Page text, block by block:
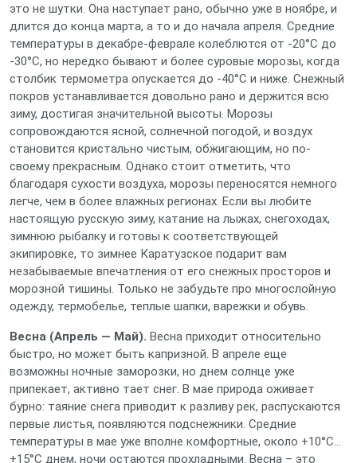
это не шутки. Она наступает рано, обычно уже в ноябре, и
длится до конца марта, а то и до начала апреля. Средние
температуры в декабре-феврале колеблются от -20°C до
-30°C, но нередко бывают и более суровые морозы, когда
столбик термометра опускается до -40°C и ниже. Снежный
покров устанавливается довольно рано и держится всю
зиму, достигая значительной высоты. Морозы
сопровождаются ясной, солнечной погодой, и воздух
становится кристально чистым, обжигающим, но по-
своему прекрасным. Однако стоит отметить, что
благодаря сухости воздуха, морозы переносятся немного
легче, чем в более влажных регионах. Если вы любите
настоящую русскую зиму, катание на лыжах, снегоходах,
зимнюю рыбалку и готовы к соответствующей
экипировке, то зимнее Каратузское подарит вам
незабываемые впечатления от его снежных просторов и
морозной тишины. Только не забудьте про многослойную
одежду, термобелье, теплые шапки, варежки и обувь.
Весна (Апрель — Май). Весна приходит относительно
быстро, но может быть капризной. В апреле еще
возможны ночные заморозки, но днем солнце уже
припекает, активно тает снег. В мае природа оживает
бурно: таяние снега приводит к разливу рек, распускаются
первые листья, появляются подснежники. Средние
температуры в мае уже вполне комфортные, около +10°C…
+15°C днем, ночи остаются прохладными. Весна – это